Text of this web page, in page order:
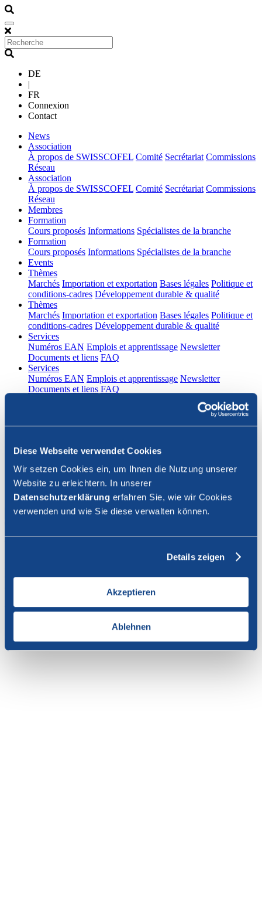
Diese Webseite verwendet Cookies
Wir setzen Cookies ein, um Ihnen die Nutzung unserer
Website zu erleichtern. In unserer
Datenschutzerklärung erfahren Sie, wie wir Cookies
verwenden und wie Sie diese verwalten können.
Details zeigen
Akzeptieren
Ablehnen
DE
|
FR
Connexion
Contact
News(current)
Association
À propos de SWISSCOFEL Comité Secrétariat Commissions
Réseau
Association
À propos de SWISSCOFEL Comité Secrétariat Commissions
Réseau
Membres(current)
Formation
Cours proposés Informations Spécialistes de la branche
Formation
Cours proposés Informations Spécialistes de la branche
Events(current)
Thèmes(current)
Marchés Importation et exportation Bases légales Politique et
conditions-cadres Développement durable & qualité
Thèmes(current)
Marchés Importation et exportation Bases légales Politique et
conditions-cadres Développement durable & qualité
Services(current)
Numéros EAN Emplois et apprentissage Newsletter
Documents et liens FAQ
Services(current)
Numéros EAN Emplois et apprentissage Newsletter
Documents et liens FAQ
FR
Connexion
Fermer la recherche
En tant que membre de SWISSCOFEL, vous pouvez vous
connecter avec votre nom d'utilisateur et le mot de passe pour
accéder au contenu de cette page.
Si vous n'avez pas encore d'accès, vous pouvez demander par e-mail
votre login personnel ausecrétariat.